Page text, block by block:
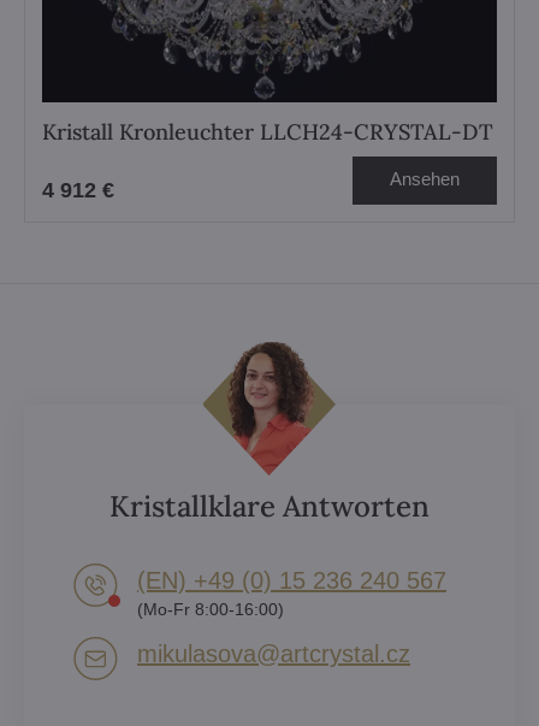
Kristall Kronleuchter LLCH24-CRYSTAL-DT
4 912 € Ansehen
Kristallklare Antworten
(EN) +49 (0) 15 236 240 567
(Mo-Fr 8:00-16:00)
mikulasova​@artcrystal​.cz